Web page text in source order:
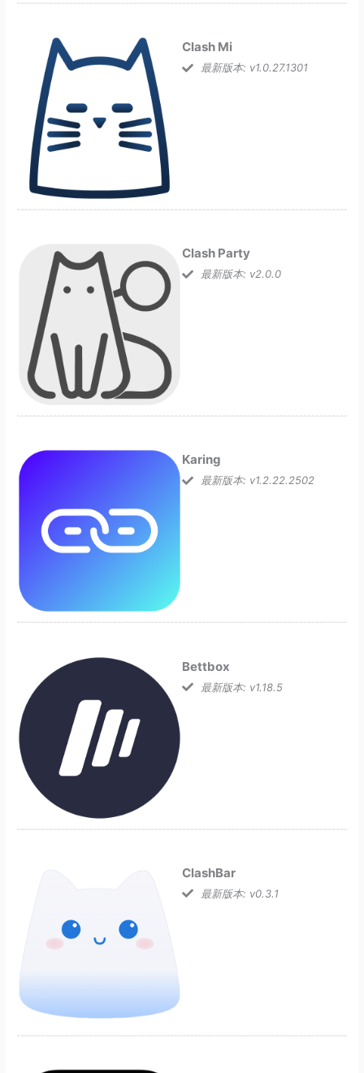
Clash Mi
最新版本: v1.0.27.1301
Clash Party
最新版本: v2.0.0
Karing
最新版本: v1.2.22.2502
Bettbox
最新版本: v1.18.5
ClashBar
最新版本: v0.3.1